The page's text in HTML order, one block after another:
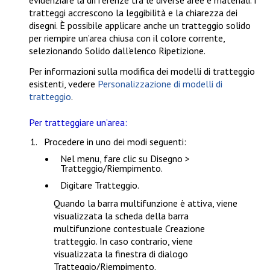
tratteggi accrescono la leggibilità e la chiarezza dei
disegni. È possibile applicare anche un tratteggio solido
per riempire un’area chiusa con il colore corrente,
selezionandoSolido dall’elenco Ripetizione.
Per informazioni sulla modifica dei modelli di tratteggio
esistenti, vedere Personalizzazione di modelli di
tratteggio.
Per tratteggiare un’area:
Procedere in uno dei modi seguenti:
Nel menu, fare clic su Disegno >
Tratteggio/Riempimento.
Digitare Tratteggio.
Quando la barra multifunzione è attiva, viene
visualizzata la scheda della barra
multifunzione contestualeCreazione
tratteggio. In caso contrario, viene
visualizzata la finestra di dialogo
Tratteggio/Riempimento.